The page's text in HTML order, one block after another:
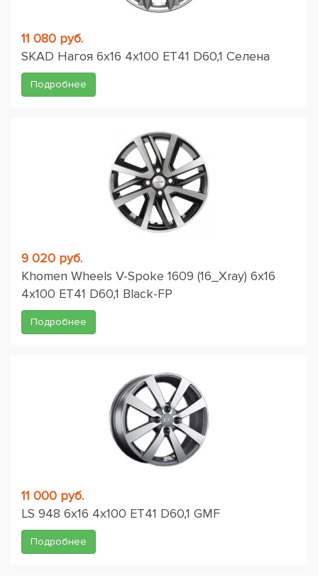
11 080 руб.
SKAD Нагоя 6x16 4x100 ET41 D60,1 Селена
Подробнее
9 020 руб.
Khomen Wheels V-Spoke 1609 (16_Xray) 6x16
4x100 ET41 D60,1 Black-FP
Подробнее
11 000 руб.
LS 948 6x16 4x100 ET41 D60,1 GMF
Подробнее